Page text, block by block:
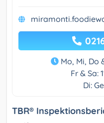
Mo, Mi, Do
Fr & Sa:
Di:
TBR®